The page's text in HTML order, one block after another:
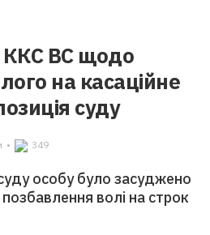
ККС ВС щодо
на касаційне
суду
• 349
особу було засуджено
волі на строк